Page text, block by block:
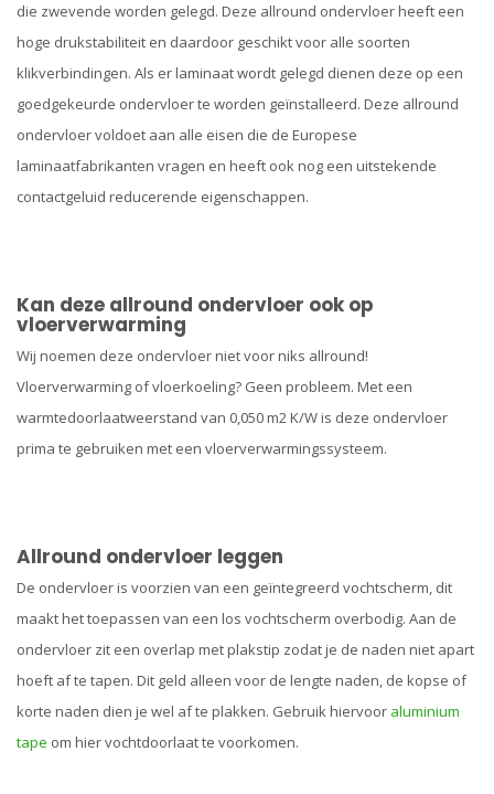
die zwevende worden gelegd. Deze allround ondervloer heeft een
hoge drukstabiliteit en daardoor geschikt voor alle soorten
klikverbindingen. Als er laminaat wordt gelegd dienen deze op een
goedgekeurde ondervloer te worden geïnstalleerd. Deze allround
ondervloer voldoet aan alle eisen die de Europese
laminaatfabrikanten vragen en heeft ook nog een uitstekende
contactgeluid reducerende eigenschappen.
Kan deze allround ondervloer ook op
vloerverwarming
Wij noemen deze ondervloer niet voor niks allround!
Vloerverwarming of vloerkoeling? Geen probleem. Met een
warmtedoorlaatweerstand van 0,050 m2 K/W is deze ondervloer
prima te gebruiken met een vloerverwarmingssysteem.
Allround ondervloer leggen
De ondervloer is voorzien van een geïntegreerd vochtscherm, dit
maakt het toepassen van een los vochtscherm overbodig. Aan de
ondervloer zit een overlap met plakstip zodat je de naden niet apart
hoeft af te tapen. Dit geld alleen voor de lengte naden, de kopse of
korte naden dien je wel af te plakken. Gebruik hiervoor aluminium
tape om hier vochtdoorlaat te voorkomen.